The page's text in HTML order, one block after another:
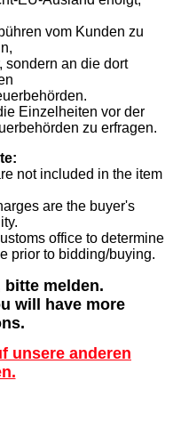
vom Kunden zu
sondern an die dort
Einzelheiten vor der
zu erfragen.
not included in the item
are the buyer's
office to determine
prior to bidding/buying.
bitte melden.
will have more
unsere anderen